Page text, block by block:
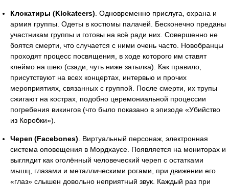
Клокатиры (Klokateers) . Одновременно прислуга, охрана и
армия группы. Одеты в костюмы палачей. Бесконечно преданы
участникам группы и готовы на всё ради них. Совершенно не
боятся смерти, что случается с ними очень часто. Новобранцы
проходят процесс посвящения, в ходе которого им ставят
клеймо на шею (сзади, чуть ниже затылка). Как правило,
присутствуют на всех концертах, интервью и прочих
мероприятиях, связанных с группой. После смерти, их трупы
сжигают на кострах, подобно церемониальной процессии
погребения викингов (что было показано в эпизоде «Убийство
из Коробки»).
Череп (Facebones) . Виртуальный персонаж, электронная
система оповещения в Мордхаусе. Появляется на мониторах и
выглядит как оголённый человеческий череп с остатками
мышц, глазами и металлическими рогами, при движении его
«глаз» слышен довольно неприятный звук. Каждый раз при